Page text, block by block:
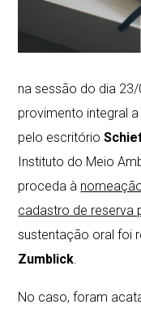
na sessão do dia
provimento integral
pelo escritório
Instituto do Meio
proceda à
cadastro de reserva
sustentação oral foi
Zumblick.
No caso, foram